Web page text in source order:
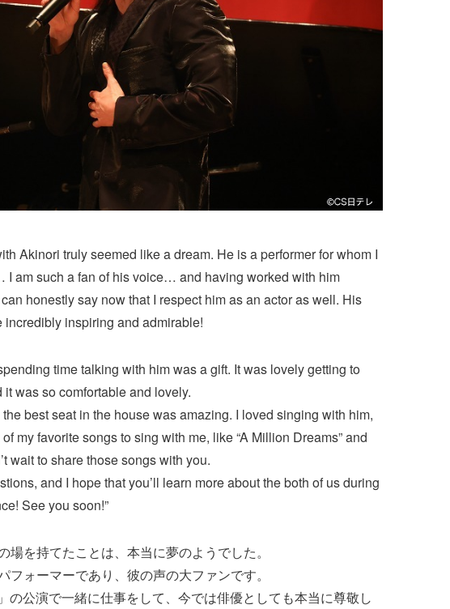
Akinori truly seemed like a dream. He is a performer for whom I
I am such a fan of his voice… and having worked with him
honestly say now that I respect him as an actor as well. His
inspiring and admirable!
time talking with him was a gift. It was lovely getting to
was so comfortable and lovely.
best seat in the house was amazing. I loved singing with him,
my favorite songs to sing with me, like “A Million Dreams” and
wait to share those songs with you.
and I hope that you’ll learn more about the both of us during
See you soon!”
を持てたことは、本当に夢のようでした。
ォーマーであり、彼の声の大ファンです。
の公演で一緒に仕事をして、今では俳優としても本当に尊敬し